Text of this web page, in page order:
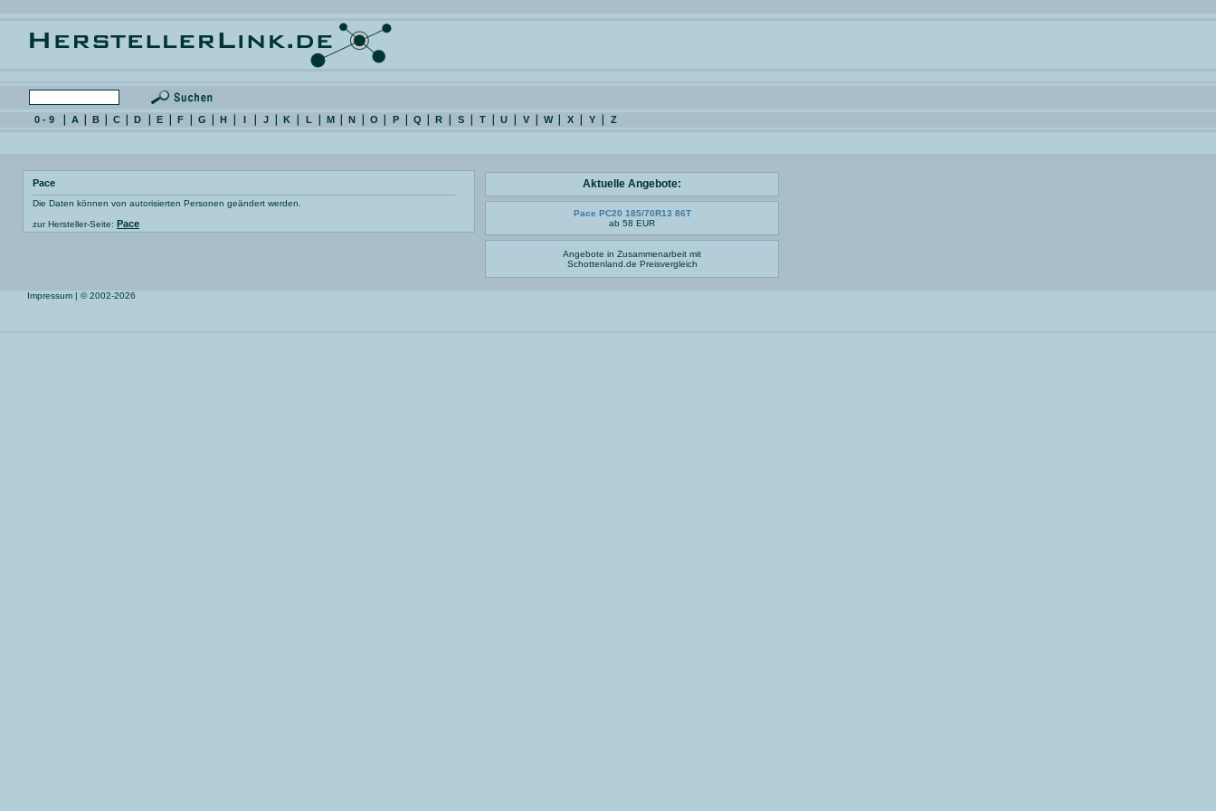
0 - 9 A B C D E F G H I J K L M N O P Q R S T U V W X Y Z
Pace
Die Daten können von autorisierten Personen geändert werden.
zur Hersteller-Seite: Pace
Aktuelle Angebote:
Pace PC20 185/70R13 86T
ab 58 EUR
Angebote in Zusammenarbeit mit
Schottenland.de Preisvergleich
Impressum | © 2002-2026